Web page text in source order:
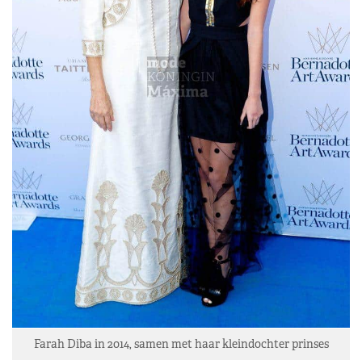
Farah Diba in 2014, samen met haar kleindochter prinses